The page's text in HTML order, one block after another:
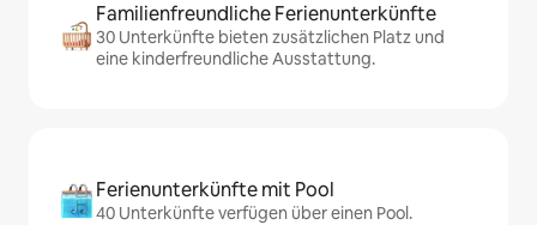
Familienfreundliche Ferienunterkünfte
30 Unterkünfte bieten zusätzlichen Platz und
eine kinderfreundliche Ausstattung.
Ferienunterkünfte mit Pool
40 Unterkünfte verfügen über einen Pool.